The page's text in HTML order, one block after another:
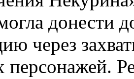
донести
через
персонажей.